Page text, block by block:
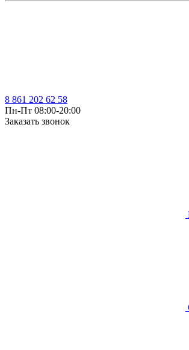
8 861 202 62 58
Пн-Пт 08:00-20:00
Заказать звонок